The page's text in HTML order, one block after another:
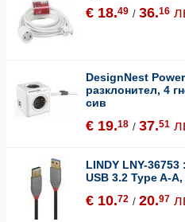
€ 18.49 / 36.16
DesignNest
разклонител, 4
сив
€ 19.18 / 37.51
LINDY LNY-
USB 3.2 Type A-
€ 10.72 / 20.97